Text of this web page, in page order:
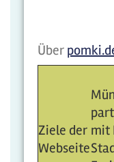
Über
Ziele der
Webseite
mit